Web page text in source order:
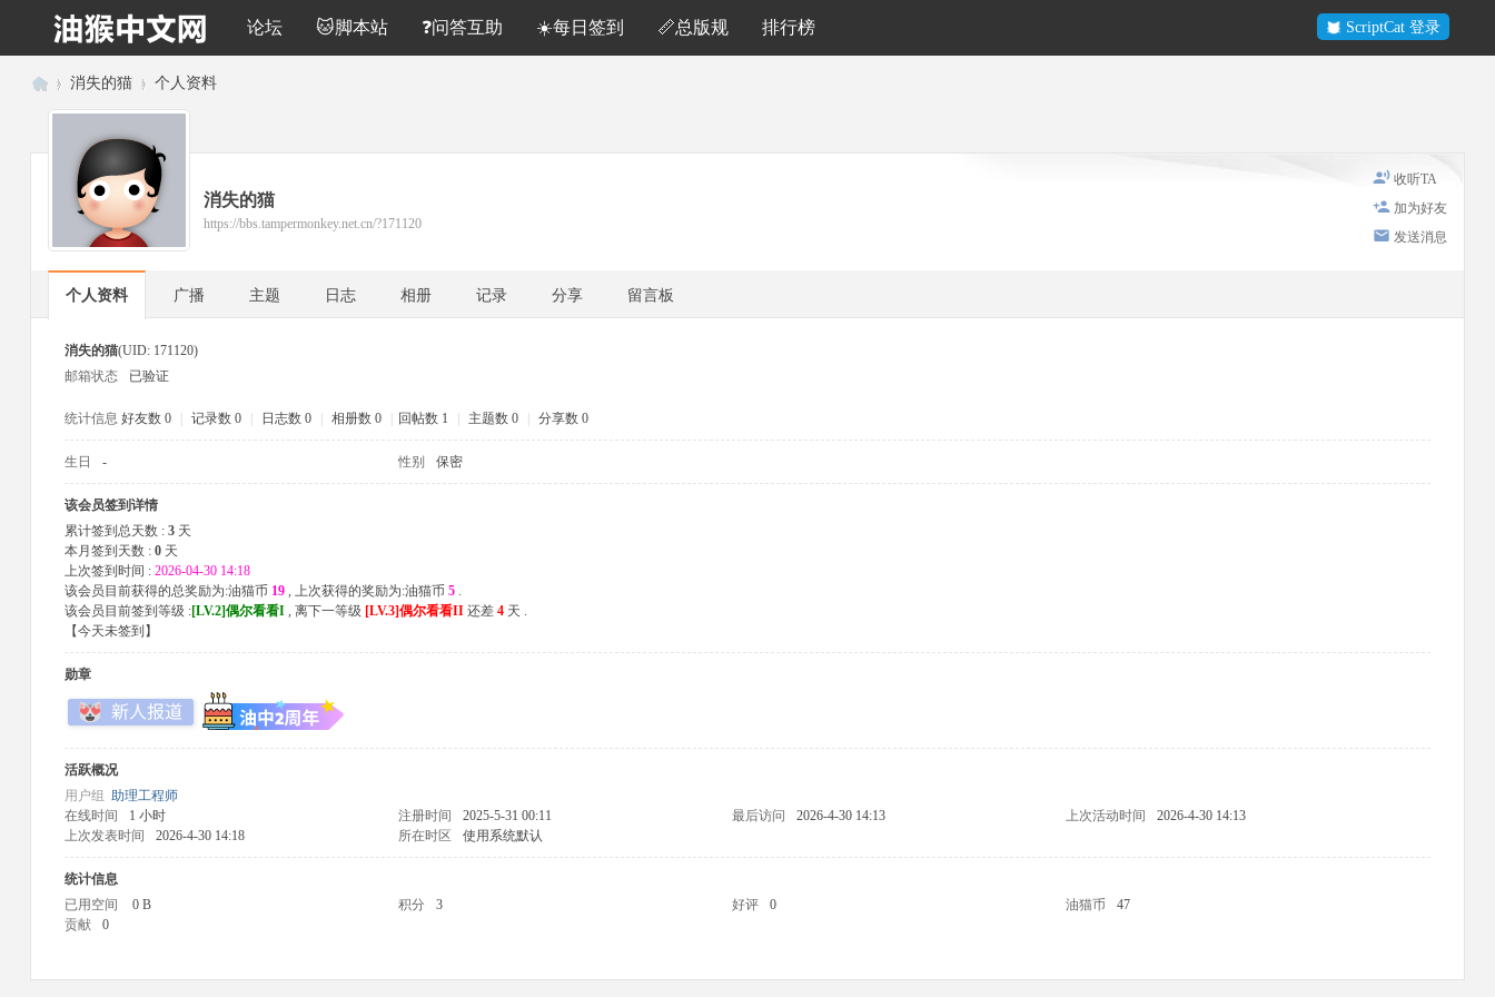
ScriptCat 登录
论坛 🐱脚本站 ❓问答互助 ☀️每日签到 📏总版规 排行榜
› 消失的猫 › 个人资料
收听TA
加为好友
发送消息
消失的猫
https://bbs.tampermonkey.net.cn/?171120
个人资料 广播 主题 日志 相册 记录 分享 留言板
消失的猫(UID: 171120)
邮箱状态
已验证
统计信息 好友数 0 记录数 0 日志数 0 相册数 0 回帖数 1 主题数 0 分享数 0
生日 - 性别 保密
该会员签到详情
累计签到总天数 : 3天
本月签到天数 : 0天
上次签到时间 : 2026-04-30 14:18
该会员目前获得的总奖励为:油猫币 19, 上次获得的奖励为:油猫币 5.
该会员目前签到等级 :[LV.2]偶尔看看I, 离下一等级 [LV.3]偶尔看看II还差 4天 .
【今天未签到 】
勋章
活跃概况
用户组 助理工程师
在线时间
1 小时 注册时间 2025-5-31 00:11 最后访问 2026-4-30 14:13 上次活动时间
2026-4-30 14:13
上次发表时间
2026-4-30 14:18 所在时区 使用系统默认
统计信息
已用空间
0 B 积分 3 好评 0 油猫币
47
贡献
0